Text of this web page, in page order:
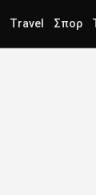
Travel Σπορ